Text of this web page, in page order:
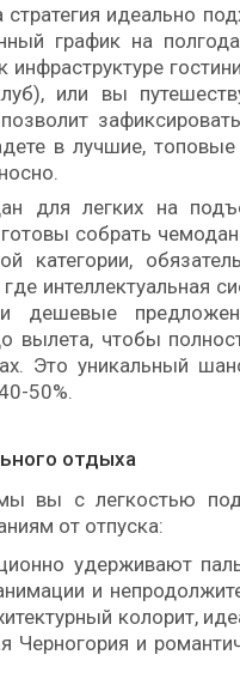
стратегия идеально
график на
или вы
в лучшие,
для легких на
собрать
где интеллектуальная
дешевые
вылета, чтобы
Это уникальный
50%.
отдыха
вы с легкостью
от отпуска:
удерживают
и
колорит,
Черногория и